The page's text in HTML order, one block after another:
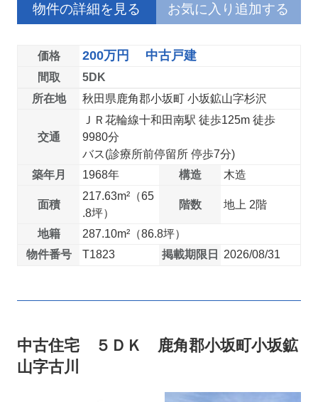
物件の詳細を見る お気に入り追加する
価格 200万円 中古戸建
間取
5DK
所在地
秋田県鹿角郡小坂町 小坂鉱山字杉沢
交通
ＪＲ花輪線十和田南駅 徒歩125m 徒歩
9980分
バス(診療所前停留所 停歩7分)
築年月
1968年 構造 木造
面積
217.63m²（65
.8坪）
階数 地上 2階
地籍
287.10m²（86.8坪）
物件番号
T1823 掲載期限日 2026/08/31
中古住宅 ５ＤＫ 鹿角郡小坂町小坂鉱
山字古川